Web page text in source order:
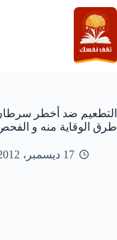
التجاوز
إلى
المحتوى
التطعيم ضد أخطر سرطان
طرق الوقاية منه و
17 ديسمبر، 2012